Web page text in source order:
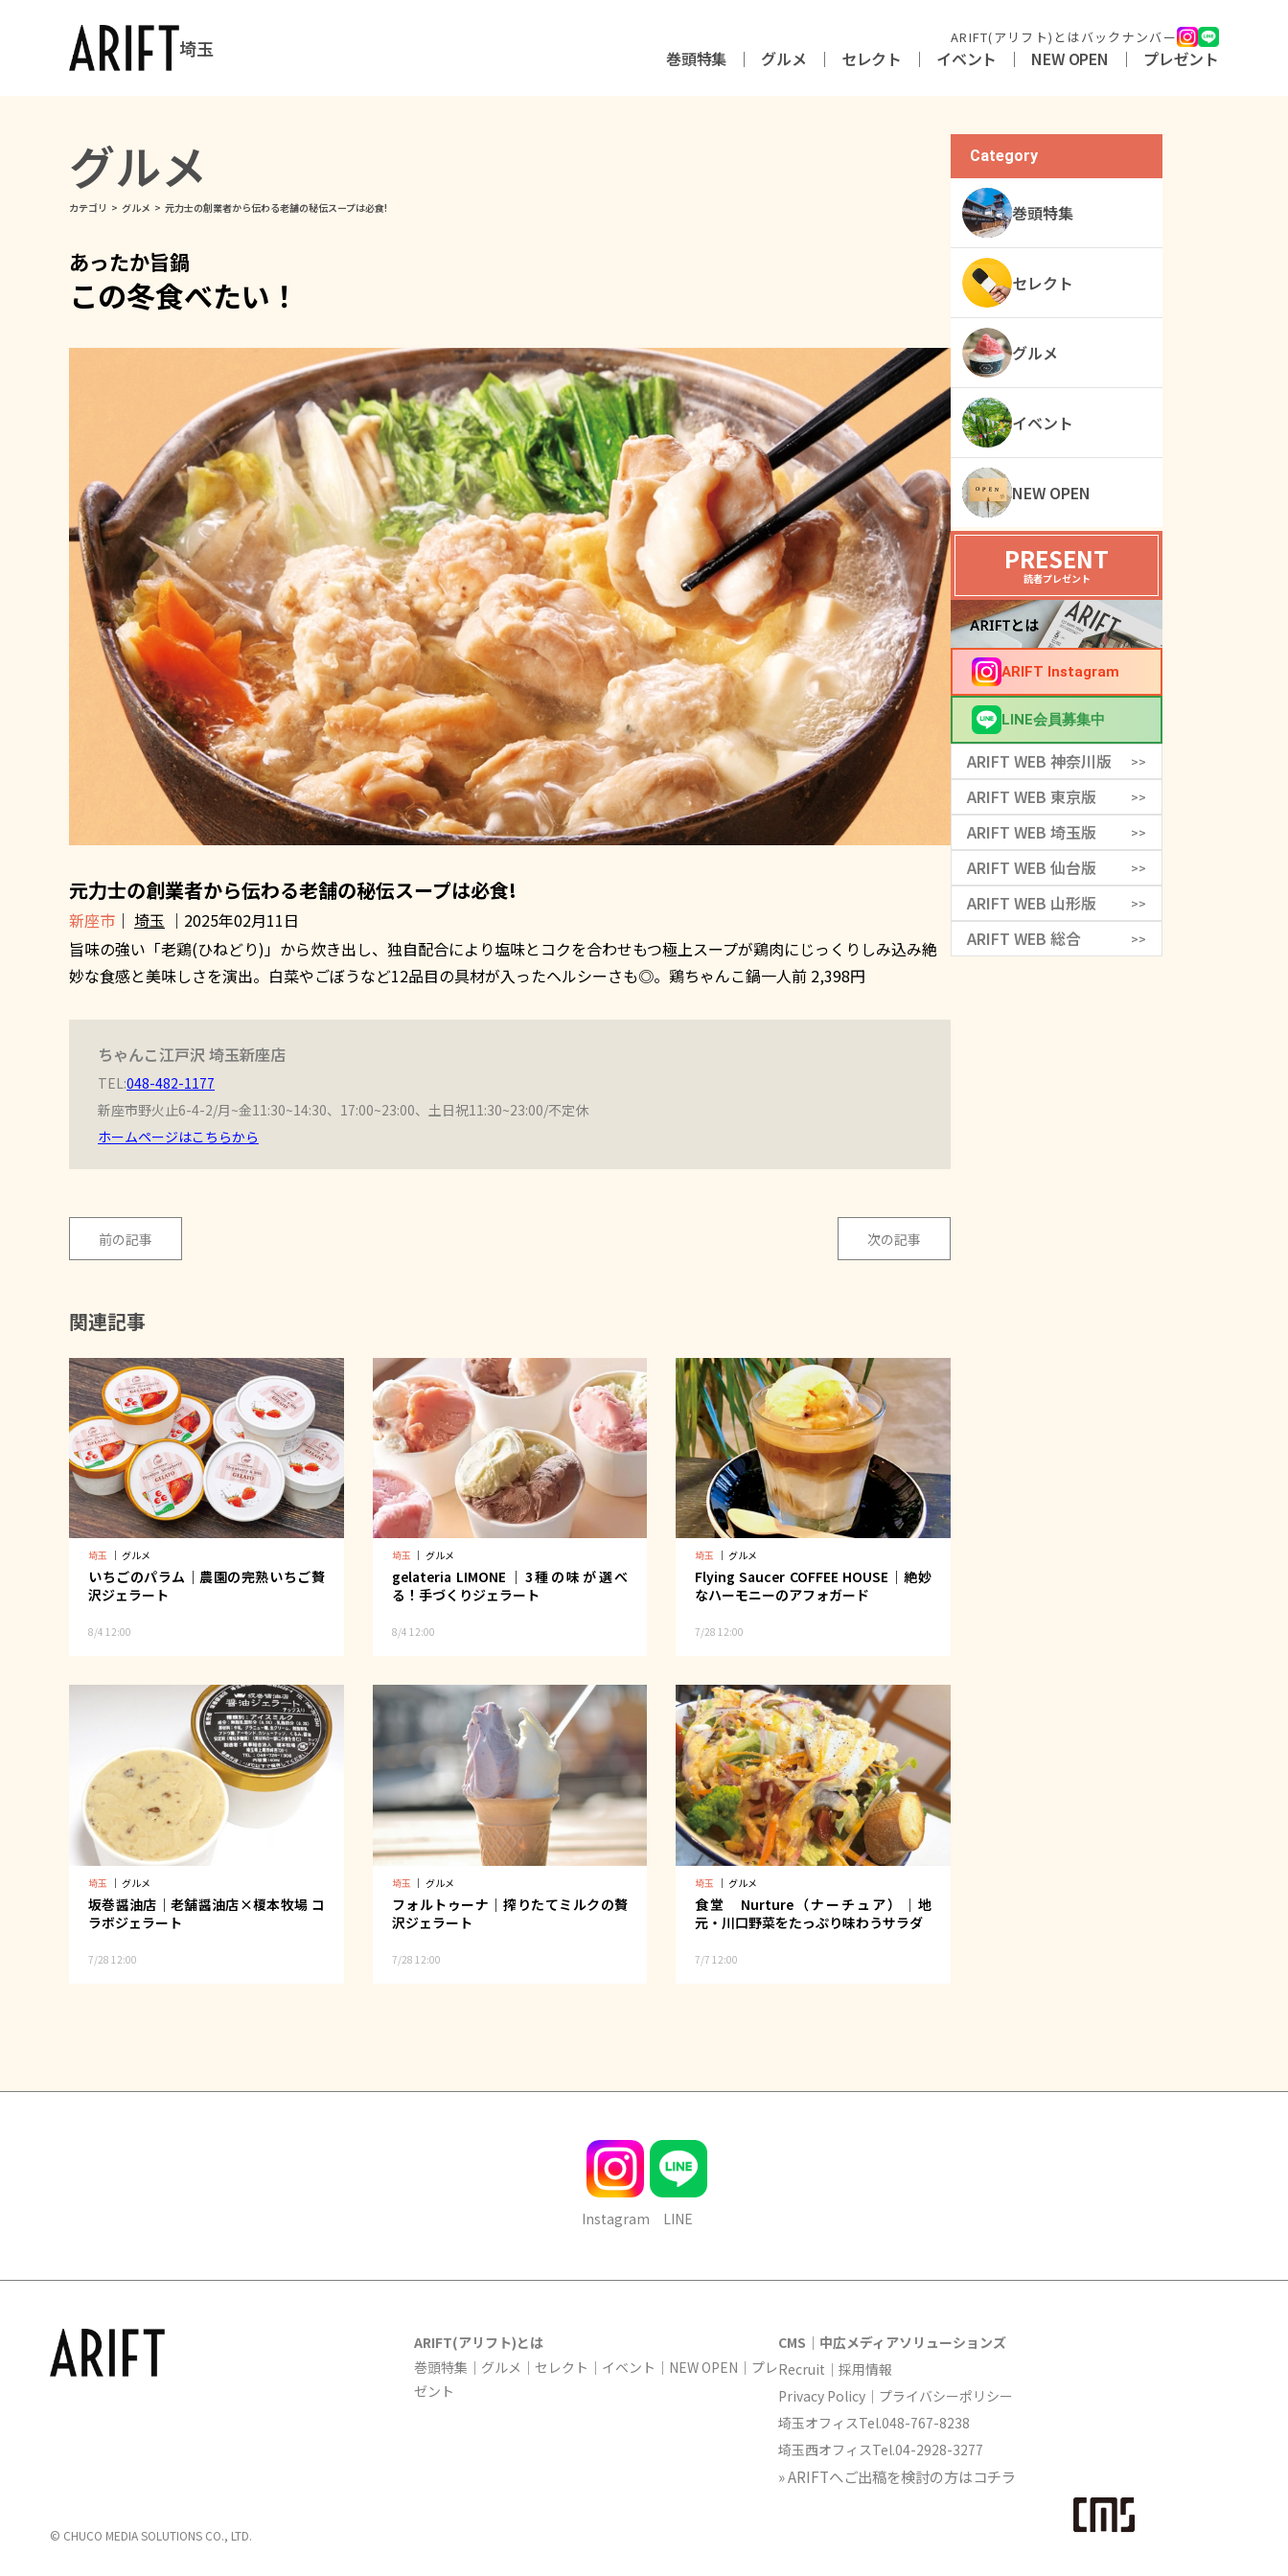
埼玉 ARIFT(アリフト)とはバックナンバー
巻頭特集 グルメ セレクト イベント NEW OPEN プレゼント
グルメ
カテゴリ > グルメ > 元力士の創業者から伝わる老舗の秘伝スープは必食!
あったか旨鍋
この冬食べたい！
元力士の創業者から伝わる老舗の秘伝スープは必食!
新座市 ｜ 埼玉 ｜2025年02月11日
旨味の強い「老鶏(ひねどり)」から炊き出し、独自配合により塩味とコクを合わせもつ極上スープが鶏肉にじっくりしみ込み絶
妙な食感と美味しさを演出。白菜やごぼうなど12品目の具材が入ったヘルシーさも◎。鶏ちゃんこ鍋一人前 2,398円
ちゃんこ江戸沢 埼玉新座店
TEL:048-482-1177
新座市野火止6-4-2/月~金11:30~14:30、17:00~23:00、土日祝11:30~23:00/不定休
ホームページはこちらから
前の記事 次の記事
関連記事
埼玉 ｜ グルメ
いちごのパラム｜農園の完熟いちご贅
沢ジェラート
8/4 12:00
埼玉 ｜ グルメ
gelateria LIMONE｜3種の味が選べ
る！手づくりジェラート
8/4 12:00
埼玉 ｜ グルメ
Flying Saucer COFFEE HOUSE｜絶妙
なハーモニーのアフォガード
7/28 12:00
埼玉 ｜ グルメ
坂巻醤油店｜老舗醤油店×榎本牧場 コ
ラボジェラート
7/28 12:00
埼玉 ｜ グルメ
フォルトゥーナ｜搾りたてミルクの贅
沢ジェラート
7/28 12:00
埼玉 ｜ グルメ
食堂 Nurture（ナーチュア）｜地
元・川口野菜をたっぷり味わうサラダ
7/7 12:00
Category
巻頭特集
セレクト
グルメ
イベント
NEW OPEN
PRESENT
読者プレゼント
ARIFT Instagram
LINE会員募集中
ARIFT WEB 神奈川版 >>
ARIFT WEB 東京版 >>
ARIFT WEB 埼玉版 >>
ARIFT WEB 仙台版 >>
ARIFT WEB 山形版 >>
ARIFT WEB 総合 >>
Instagram LINE
© CHUCO MEDIA SOLUTIONS CO., LTD.
ARIFT(アリフト)とは
巻頭特集 ｜ グルメ ｜ セレクト ｜ イベント ｜ NEW OPEN ｜ プレ
ゼント
CMS｜中広メディアソリューションズ
Recruit｜採用情報
Privacy Policy｜プライバシーポリシー
埼玉オフィスTel.048-767-8238
埼玉西オフィスTel.04-2928-3277
» ARIFTへご出稿を検討の方はコチラ